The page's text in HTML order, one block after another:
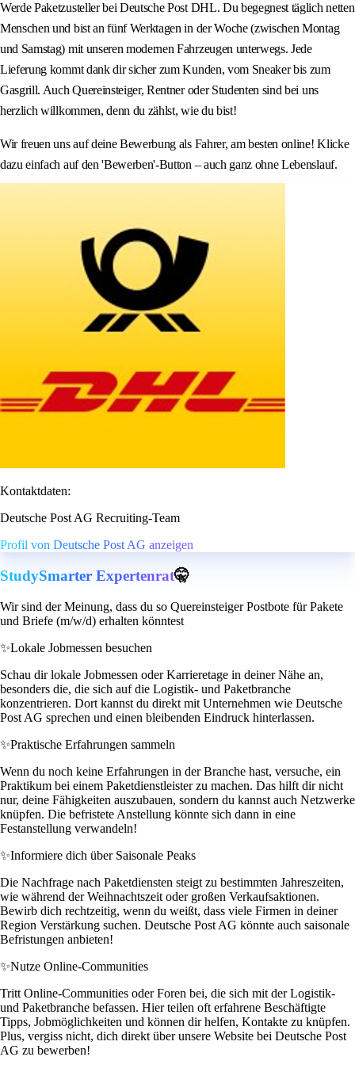
Werde Paketzusteller bei Deutsche Post DHL. Du begegnest täglich netten
Menschen und bist an fünf Werktagen in der Woche (zwischen Montag
und Samstag) mit unseren modernen Fahrzeugen unterwegs. Jede
Lieferung kommt dank dir sicher zum Kunden, vom Sneaker bis zum
Gasgrill. Auch Quereinsteiger, Rentner oder Studenten sind bei uns
herzlich willkommen, denn du zählst, wie du bist!
Wir freuen uns auf deine Bewerbung als Fahrer, am besten online! Klicke
dazu einfach auf den 'Bewerben'-Button – auch ganz ohne Lebenslauf.
Kontaktdaten:
Deutsche Post AG Recruiting-Team
Profil von Deutsche Post AG anzeigen
StudySmarter Expertenrat🤫
Wir sind der Meinung, dass du so Quereinsteiger Postbote für Pakete
und Briefe (m/w/d) erhalten könntest
✨Lokale Jobmessen besuchen
Schau dir lokale Jobmessen oder Karrieretage in deiner Nähe an,
besonders die, die sich auf die Logistik- und Paketbranche
konzentrieren. Dort kannst du direkt mit Unternehmen wie Deutsche
Post AG sprechen und einen bleibenden Eindruck hinterlassen.
✨Praktische Erfahrungen sammeln
Wenn du noch keine Erfahrungen in der Branche hast, versuche, ein
Praktikum bei einem Paketdienstleister zu machen. Das hilft dir nicht
nur, deine Fähigkeiten auszubauen, sondern du kannst auch Netzwerke
knüpfen. Die befristete Anstellung könnte sich dann in eine
Festanstellung verwandeln!
✨Informiere dich über Saisonale Peaks
Die Nachfrage nach Paketdiensten steigt zu bestimmten Jahreszeiten,
wie während der Weihnachtszeit oder großen Verkaufsaktionen.
Bewirb dich rechtzeitig, wenn du weißt, dass viele Firmen in deiner
Region Verstärkung suchen. Deutsche Post AG könnte auch saisonale
Befristungen anbieten!
✨Nutze Online-Communities
Tritt Online-Communities oder Foren bei, die sich mit der Logistik-
und Paketbranche befassen. Hier teilen oft erfahrene Beschäftigte
Tipps, Jobmöglichkeiten und können dir helfen, Kontakte zu knüpfen.
Plus, vergiss nicht, dich direkt über unsere Website bei Deutsche Post
AG zu bewerben!